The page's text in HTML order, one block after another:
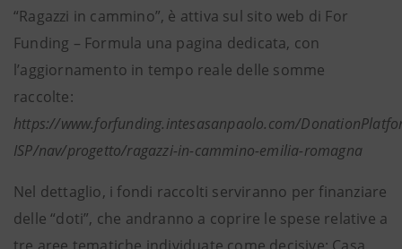
“Ragazzi in cammino”, è attiva sul sito web di For
Funding – Formula una pagina dedicata, con
l’aggiornamento in tempo reale delle somme
raccolte:
https://www.forfunding.intesasanpaolo.com/
ISP/nav/progetto/ragazzi-in-cammino-emilia-romagna
Nel dettaglio, i fondi raccolti serviranno per finanziare
delle “doti”, che andranno a coprire le spese relative a